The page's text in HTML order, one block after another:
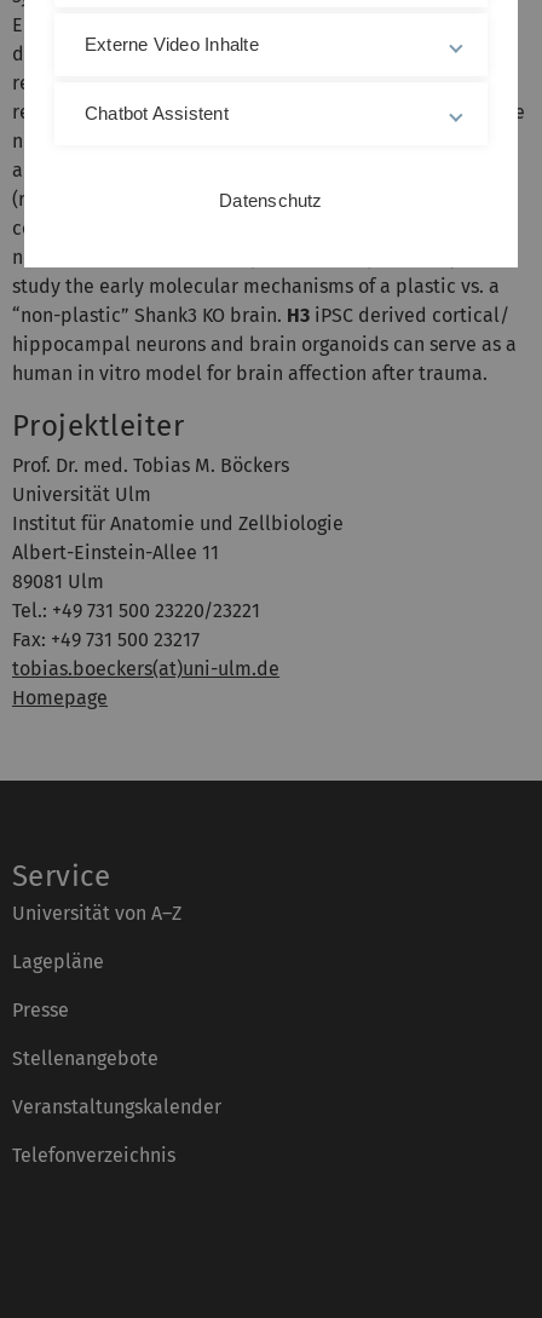
ELISA for the detection of Shank3 in mouse is helping to
determine exact Shank3 concentrations in selected brain
regions of WT and (Shank3) KO animals. Based on these
results, we plan to work on the following hypotheses in the
next funding period:
alterations of mitochondria after CRH application
(release) are mediated by CRH receptor 1 dependent,
complex intracellular signaling cascades in hippocampal
neurons.
study the early molecular mechanisms of a plastic vs. a
“non-plastic” Shank3 KO brain. H3 iPSC derived cortical/
hippocampal neurons and brain organoids can serve as a
human in vitro model for brain affection after trauma.
Projektleiter
Prof. Dr. med. Tobias M. Böckers
Universität Ulm
Institut für Anatomie und Zellbiologie
Albert-Einstein-Allee 11
89081 Ulm
Tel.: +49 731 500 23220/23221
Fax: +49 731 500 23217
tobias.boeckers(at)uni-ulm.de
Homepage
Service
Universität von A–Z
Lagepläne
Presse
Stellenangebote
Veranstaltungskalender
Telefonverzeichnis
Externe Video Inhalte
Chatbot Assistent
Datenschutz